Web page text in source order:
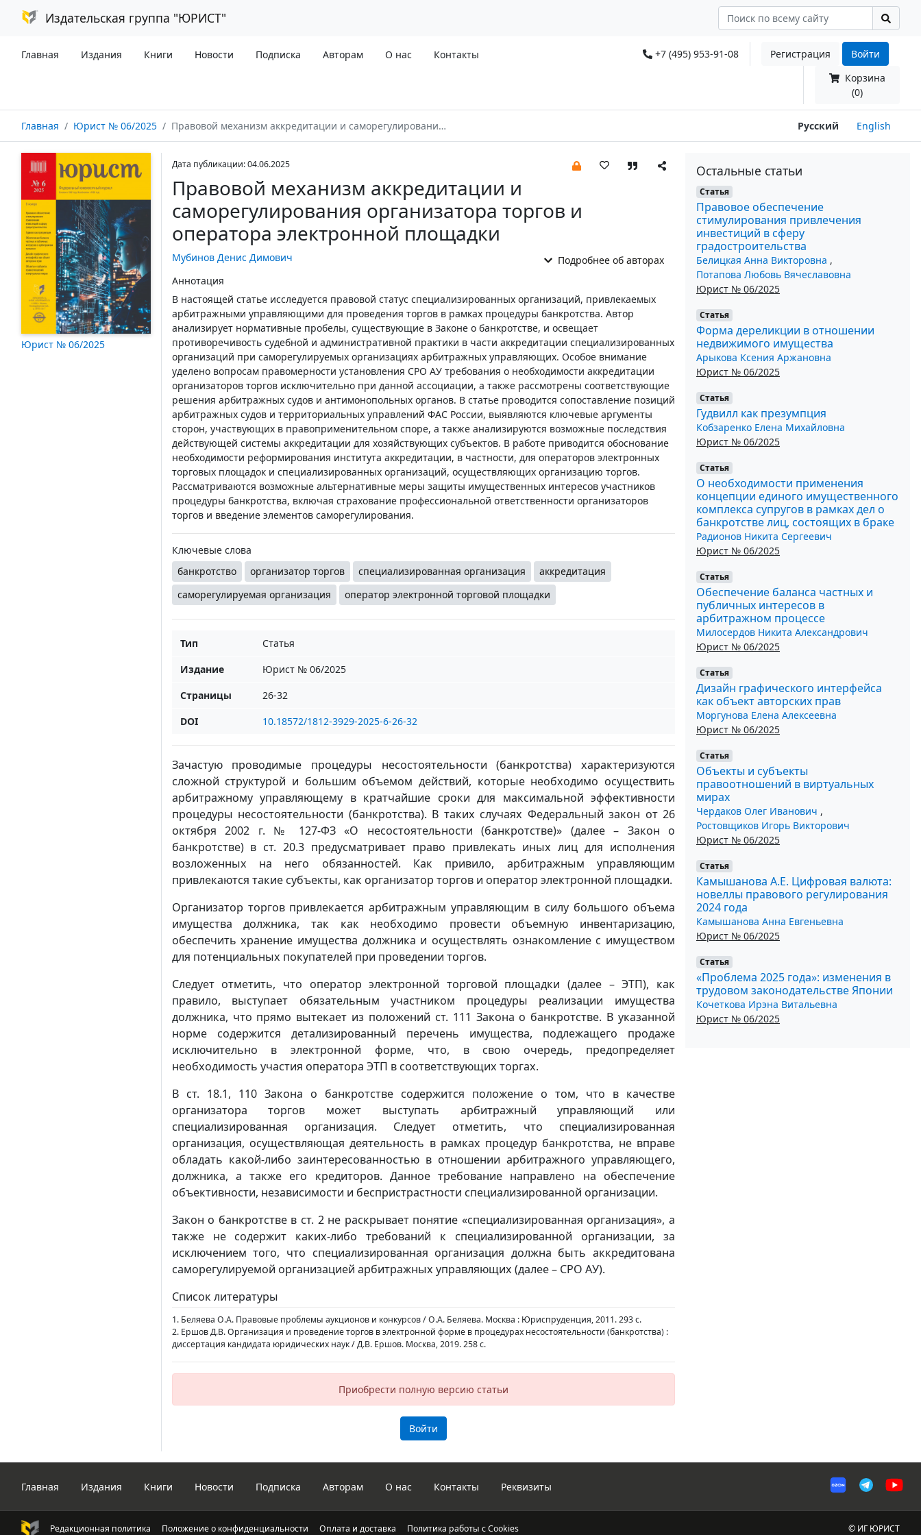
Издательская группа "ЮРИСТ"
Главная Издания Книги Новости Подписка Авторам О нас Контакты +7 (495) 953-91-08 Регистрация
Войти
Корзина
(0)
Главная Юрист № 06/2025 Правовой механизм аккредитации и саморегулирования организатора торгов и оператора электронной площадки Русский English
Юрист № 06/2025
Дата публикации: 04.06.2025
Правовой механизм аккредитации и
саморегулирования организатора торгов и
оператора электронной площадки
Мубинов Денис Димович
Подробнее об авторах
Аннотация
В настоящей статье исследуется правовой статус специализированных организаций, привлекаемых
арбитражными управляющими для проведения торгов в рамках процедуры банкротства. Автор
анализирует нормативные пробелы, существующие в Законе о банкротстве, и освещает
противоречивость судебной и административной практики в части аккредитации специализированных
организаций при саморегулируемых организациях арбитражных управляющих. Особое внимание
уделено вопросам правомерности установления СРО АУ требования о необходимости аккредитации
организаторов торгов исключительно при данной ассоциации, а также рассмотрены соответствующие
решения арбитражных судов и антимонопольных органов. В статье проводится сопоставление позиций
арбитражных судов и территориальных управлений ФАС России, выявляются ключевые аргументы
сторон, участвующих в правоприменительном споре, а также анализируются возможные последствия
действующей системы аккредитации для хозяйствующих субъектов. В работе приводится обоснование
необходимости реформирования института аккредитации, в частности, для операторов электронных
торговых площадок и специализированных организаций, осуществляющих организацию торгов.
Рассматриваются возможные альтернативные меры защиты имущественных интересов участников
процедуры банкротства, включая страхование профессиональной ответственности организаторов
торгов и введение элементов саморегулирования.
Ключевые слова
банкротство
организатор торгов специализированная организация
аккредитация
саморегулируемая организация
оператор электронной торговой площадки
Тип
Статья
Издание
Юрист № 06/2025
Страницы
26-32
DOI
10.18572/1812-3929-2025-6-26-32
Зачастую проводимые процедуры несостоятельности (банкротства) характеризуются
сложной структурой и большим объемом действий, которые необходимо осуществить
арбитражному управляющему в кратчайшие сроки для максимальной эффективности
процедуры несостоятельности (банкротства). В таких случаях Федеральный закон от 26
октября 2002 г. № 127-ФЗ «О несостоятельности (банкротстве)» (далее – Закон о
банкротстве) в ст. 20.3 предусматривает право привлекать иных лиц для исполнения
возложенных на него обязанностей. Как привило, арбитражным управляющим
привлекаются такие субъекты, как организатор торгов и оператор электронной площадки.
Организатор торгов привлекается арбитражным управляющим в силу большого объема
имущества должника, так как необходимо провести объемную инвентаризацию,
обеспечить хранение имущества должника и осуществлять ознакомление с имуществом
для потенциальных покупателей при проведении торгов.
Следует отметить, что оператор электронной торговой площадки (далее – ЭТП), как
правило, выступает обязательным участником процедуры реализации имущества
должника, что прямо вытекает из положений ст. 111 Закона о банкротстве. В указанной
норме содержится детализированный перечень имущества, подлежащего продаже
исключительно в электронной форме, что, в свою очередь, предопределяет
необходимость участия оператора ЭТП в соответствующих торгах.
В ст. 18.1, 110 Закона о банкротстве содержится положение о том, что в качестве
организатора торгов может выступать арбитражный управляющий или
специализированная организация. Следует отметить, что специализированная
организация, осуществляющая деятельность в рамках процедур банкротства, не вправе
обладать какой-либо заинтересованностью в отношении арбитражного управляющего,
должника, а также его кредиторов. Данное требование направлено на обеспечение
объективности, независимости и беспристрастности специализированной организации.
Закон о банкротстве в ст. 2 не раскрывает понятие «специализированная организация», а
также не содержит каких-либо требований к специализированной организации, за
исключением того, что специализированная организация должна быть аккредитована
саморегулируемой организацией арбитражных управляющих (далее – СРО АУ).
Список литературы
1. Беляева О.А. Правовые проблемы аукционов и конкурсов / О.А. Беляева. Москва : Юриспруденция, 2011. 293 с.
2. Ершов Д.В. Организация и проведение торгов в электронной форме в процедурах несостоятельности (банкротства) :
диссертация кандидата юридических наук / Д.В. Ершов. Москва, 2019. 258 с.
Приобрести полную версию статьи
Войти
Остальные статьи
Статья
Правовое обеспечение
стимулирования привлечения
инвестиций в сферу
градостроительства
Белицкая Анна Викторовна ,
Потапова Любовь Вячеславовна
Юрист № 06/2025
Статья
Форма дереликции в отношении
недвижимого имущества
Арыкова Ксения Аржановна
Юрист № 06/2025
Статья
Гудвилл как презумпция
Кобзаренко Елена Михайловна
Юрист № 06/2025
Статья
О необходимости применения
концепции единого имущественного
комплекса супругов в рамках дел о
банкротстве лиц, состоящих в браке
Радионов Никита Сергеевич
Юрист № 06/2025
Статья
Обеспечение баланса частных и
публичных интересов в
арбитражном процессе
Милосердов Никита Александрович
Юрист № 06/2025
Статья
Дизайн графического интерфейса
как объект авторских прав
Моргунова Елена Алексеевна
Юрист № 06/2025
Статья
Объекты и субъекты
правоотношений в виртуальных
мирах
Чердаков Олег Иванович ,
Ростовщиков Игорь Викторович
Юрист № 06/2025
Статья
Камышанова А.Е. Цифровая валюта:
новеллы правового регулирования
2024 года
Камышанова Анна Евгеньевна
Юрист № 06/2025
Статья
«Проблема 2025 года»: изменения в
трудовом законодательстве Японии
Кочеткова Ирэна Витальевна
Юрист № 06/2025
Главная Издания Книги Новости Подписка Авторам О нас Контакты Реквизиты
Редакционная политика Положение о конфиденциальности Оплата и доставка Политика работы с Cookies © ИГ ЮРИСТ